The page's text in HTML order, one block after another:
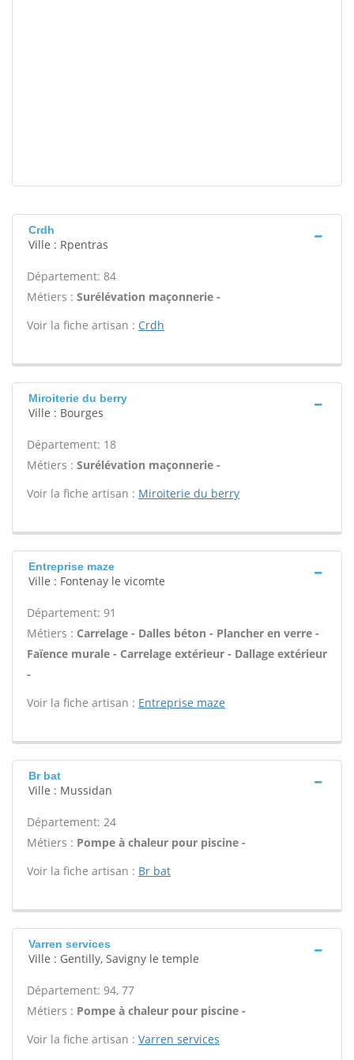
Crdh
Ville : Rpentras
Département: 84
Métiers : Surélévation maçonnerie -
Voir la fiche artisan : Crdh
Miroiterie du berry
Ville : Bourges
Département: 18
Métiers : Surélévation maçonnerie -
Voir la fiche artisan : Miroiterie du berry
Entreprise maze
Ville : Fontenay le vicomte
Département: 91
Métiers : Carrelage - Dalles béton - Plancher en verre -
Faïence murale - Carrelage extérieur - Dallage extérieur
-
Voir la fiche artisan : Entreprise maze
Br bat
Ville : Mussidan
Département: 24
Métiers : Pompe à chaleur pour piscine -
Voir la fiche artisan : Br bat
Varren services
Ville : Gentilly, Savigny le temple
Département: 94, 77
Métiers : Pompe à chaleur pour piscine -
Voir la fiche artisan : Varren services